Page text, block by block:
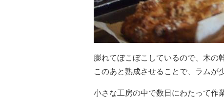
膨れてぼこぼこしているので、木の
このあと熟成させることで、ラムが
小さな工房の中で数日にわたって作